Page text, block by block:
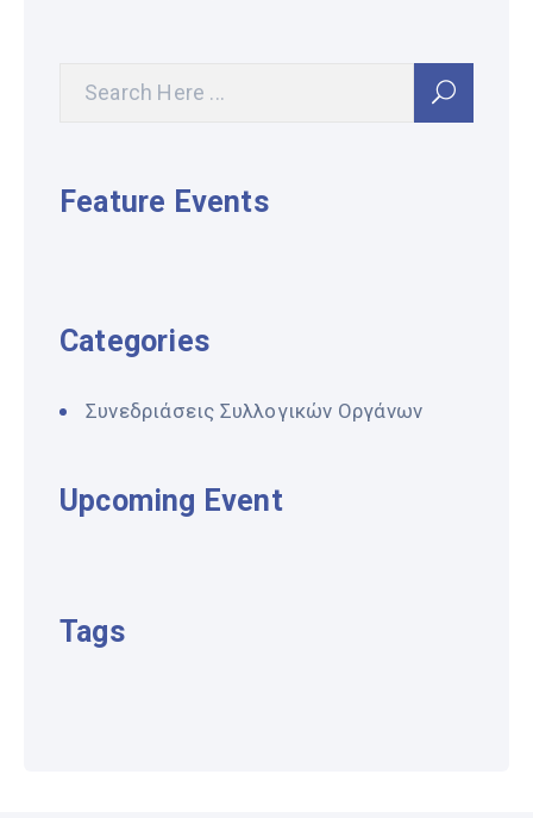
Feature Events
Categories
Συνεδριάσεις Συλλογικών Οργάνων
Upcoming Event
Tags